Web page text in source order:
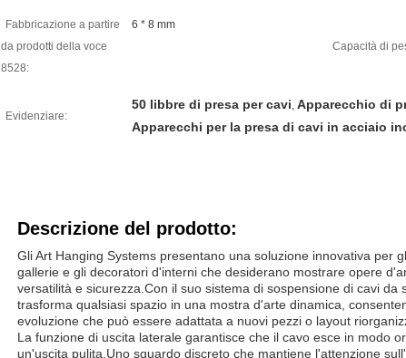
Fabbricazione a partire
da prodotti della voce
8528:
6 * 8 mm
Capacità di
Evidenziare:
50 libbre di presa per cavi, Apparecchio di
Apparecchi per la presa di cavi in acciaio
Descrizione del prodotto:
Gli Art Hanging Systems presentano una soluzione innovativa per
gallerie e gli decoratori d'interni che desiderano mostrare opere
versatilità e sicurezza.Con il suo sistema di sospensione di cavi
trasforma qualsiasi spazio in una mostra d'arte dinamica,
evoluzione che può essere adattata a nuovi pezzi o layout
La funzione di uscita laterale garantisce che il cavo esce in modo
un'uscita pulita,Uno sguardo discreto che mantiene l'attenzione